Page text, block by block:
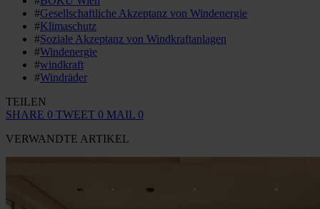
#Gesellschaftliche Akzeptanz von Windenergie
#Klimaschutz
#Soziale Akzeptanz von Windkraftanlagen
#Windenergie
#windkraft
#Windräder
TEILEN
SHARE 0 TWEET 0 MAIL 0
VERWANDTE ARTIKEL